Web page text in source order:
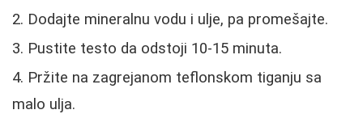
Dodajte mineralnu vodu i ulje, pa promešajte.
Pustite testo da odstoji 10-15 minuta.
Pržite na zagrejanom teflonskom tiganju sa
malo ulja.